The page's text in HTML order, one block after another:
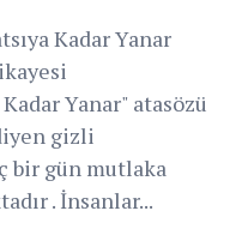
Kadar Yanar
Hikayesi
Yanar" atasözü
gizli
bir gün mutlaka
. İnsanlar...